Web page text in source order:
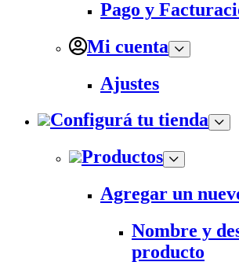
Pago y
Mi cuenta
Ajustes
Configurá tu tienda
Productos
Agregar un
Nombre y
producto